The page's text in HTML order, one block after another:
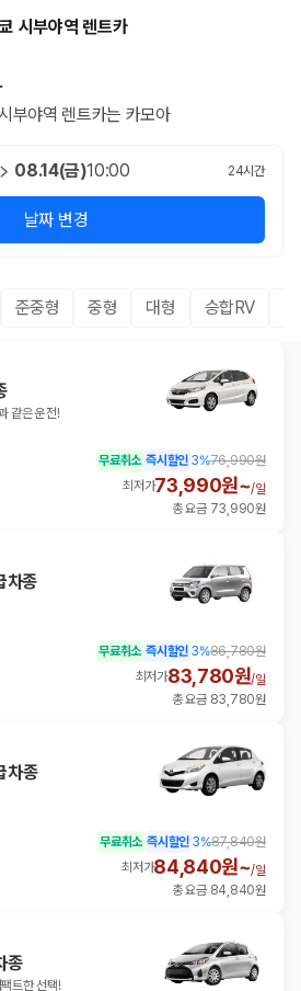
시부야역 렌트카
부야역 렌트카는 카모아
08.14(금)10:00 24시간
날짜 변경
준중형 중형 대형 승합RV
같은 운전!
무료취소 즉시할인 3%76,990원
최저가73,990원~/일
총 요금 73,990원
차종
무료취소 즉시할인 3%86,780원
최저가83,780원/일
총 요금 83,780원
차종
무료취소 즉시할인 3%87,840원
최저가84,840원~/일
총 요금 84,840원
종
트한 선택!